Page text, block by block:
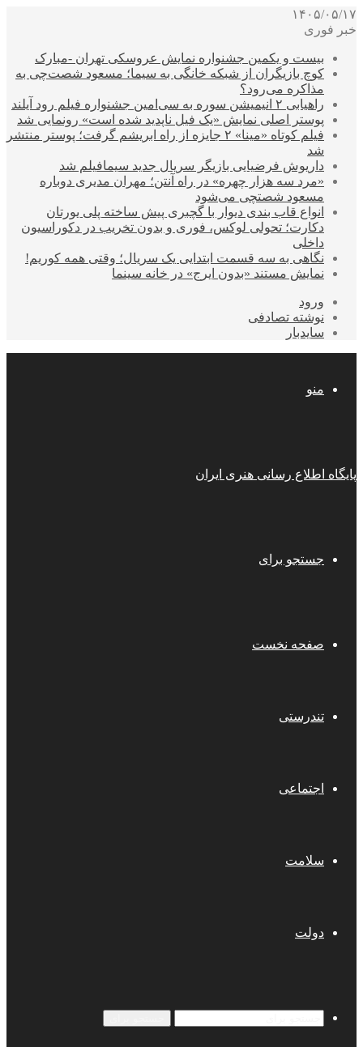
۱۴۰۵/۰۵/۱۷
خبر فوری
بیست و یکمین جشنواره نمایش عروسکی تهران -مبارک
کوچ بازیگران از شبکه خانگی به سیما؛ مسعود شصت‌چی به
مذاکره می‌رود؟
راهیابی ۲ انیمیشن سوره به سی‌امین جشنواره فیلم رود آیلند
پوستر اصلی نمایش «یک فیل ناپدید شده است» رونمایی شد
فیلم کوتاه «مینا» ۲ جایزه از راه ابریشم گرفت؛ پوستر منتشر
شد
داریوش فرضیایی بازیگر سریال جدید سیمافیلم شد
«مرد سه هزار چهره» در راه آنتن؛ مهران مدیری دوباره
مسعود شصتچی می‌شود
انواع قاب بندی دیوار با گچبری پیش ساخته پلی یورتان
دکارت؛ تحولی لوکس، فوری و بدون تخریب در دکوراسیون
داخلی
نگاهی به سه قسمت ابتدایی یک سریال؛ وقتی همه کوریم!
نمایش مستند «بدون ایرج» در خانه سینما
ورود
نوشته تصادفی
سایدبار
منو
پایگاه اطلاع رسانی هنری ایران
جستجو برای
صفحه نخست
تندرستی
اجتماعی
سلامت
دولت